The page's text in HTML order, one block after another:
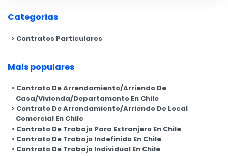
Categorias
Contratos Particulares
Mais populares
Contrato De Arrendamiento/Arriendo De
Casa/Vivienda/Departamento En Chile
Contrato De Arrendamiento/Arriendo De Local
Comercial En Chile
Contrato De Trabajo Para Extranjero En Chile
Contrato De Trabajo Indefinido En Chile
Contrato De Trabajo Individual En Chile